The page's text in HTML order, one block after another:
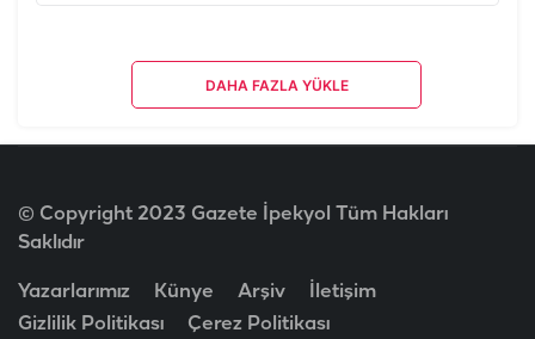
DAHA FAZLA YÜKLE
© Copyright 2023 Gazete İpekyol Tüm Hakları
Saklıdır
Yazarlarımız Künye Arşiv
İletişim
Gizlilik Politikası
Çerez Politikası